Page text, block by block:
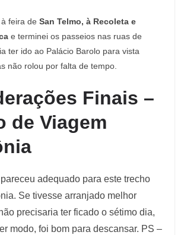
feira de San Telmo, à Recoleta e
e terminei os passeios nas ruas de
ter ido ao Palácio Barolo para vista
não rolou por falta de tempo.
Finais –
de Viagem
adequado para este trecho
Se tivesse arranjado melhor
precisaria ter ficado o sétimo dia,
modo, foi bom para descansar. PS –